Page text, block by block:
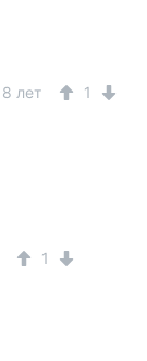
8 лет 1
1